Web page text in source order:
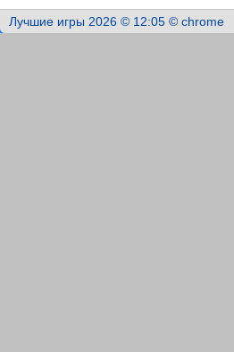
Лучшие игры 2026 © 12:05 © chrome